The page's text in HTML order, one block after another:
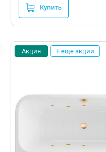
Купить
Акция + еще акции